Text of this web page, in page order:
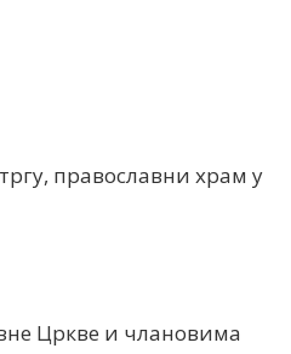
православни храм у
Цркве и члановима